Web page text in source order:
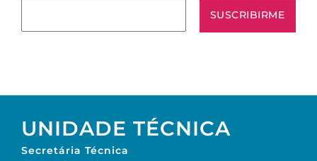
UNIDADE TÉCNICA
Secretária Técnica